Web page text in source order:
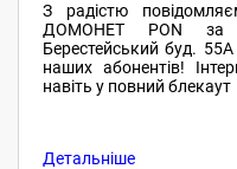
З радістю
ДОМОНЕТ PON за
Берестейський буд.
наших абонентів!
навіть у повний блекаут
Детальніше